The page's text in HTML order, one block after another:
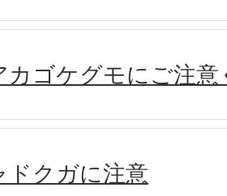
カゴケグモにご注意
ドクガに注意